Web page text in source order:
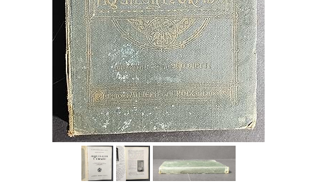
CLOSE